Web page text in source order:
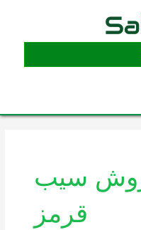
سیب
قرمز